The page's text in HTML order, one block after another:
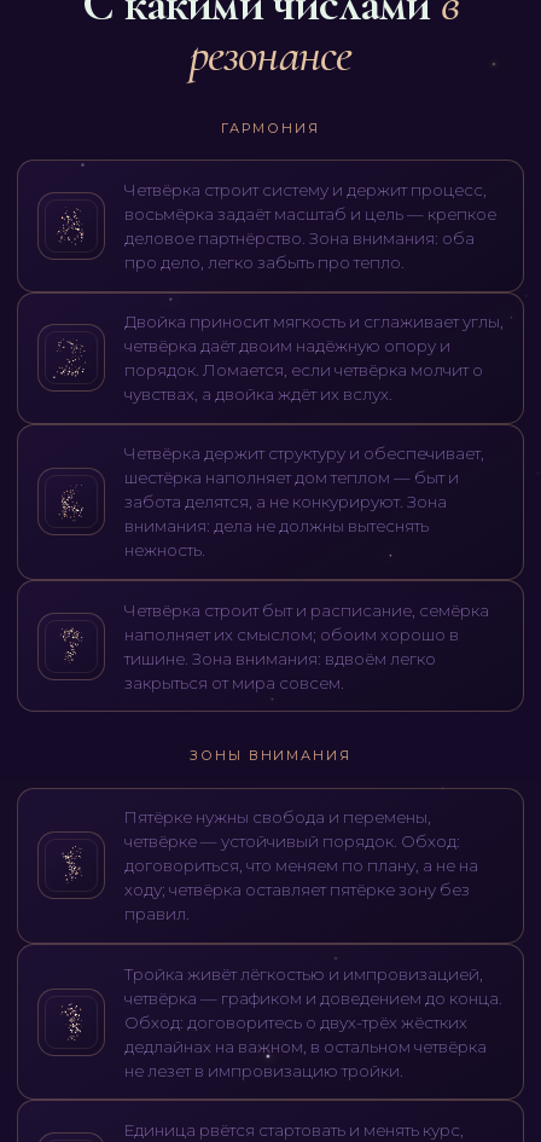
резонансе
ГАРМОНИЯ
Четвёрка строит систему и держит процесс,
восьмёрка задаёт масштаб и цель — крепкое
деловое партнёрство. Зона внимания: оба
про дело, легко забыть про тепло.
Двойка приносит мягкость и сглаживает углы,
четвёрка даёт двоим надёжную опору и
порядок. Ломается, если четвёрка молчит о
чувствах, а двойка ждёт их вслух.
Четвёрка держит структуру и обеспечивает,
шестёрка наполняет дом теплом — быт и
забота делятся, а не конкурируют. Зона
внимания: дела не должны вытеснять
нежность.
Четвёрка строит быт и расписание, семёрка
наполняет их смыслом; обоим хорошо в
тишине. Зона внимания: вдвоём легко
закрыться от мира совсем.
ЗОНЫ ВНИМАНИЯ
Пятёрке нужны свобода и перемены,
четвёрке — устойчивый порядок. Обход:
договориться, что меняем по плану, а не на
ходу; четвёрка оставляет пятёрке зону без
правил.
Тройка живёт лёгкостью и импровизацией,
четвёрка — графиком и доведением до конца.
Обход: договоритесь о двух-трёх жёстких
дедлайнах на важном, в остальном четвёрка
не лезет в импровизацию тройки.
Единица рвётся стартовать и менять курс,